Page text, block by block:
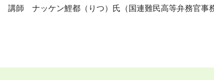
講師 ナッケン鯉都（りつ）氏（国連難民高等弁務官事